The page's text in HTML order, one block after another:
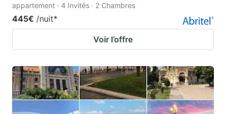
appartement · 4 Invités · 2 Chambres
445€ /nuit*
Voir l’offre